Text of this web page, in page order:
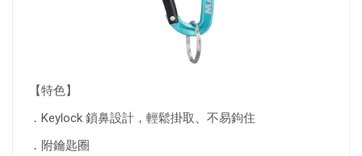
【特色】
．Keylock 鎖鼻設計，輕鬆掛取、不易鉤住
．附鑰匙圈